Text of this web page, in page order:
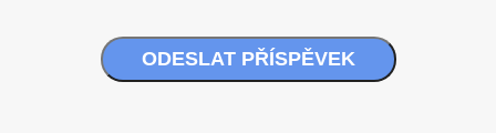
ODESLAT PŘÍSPĚVEK